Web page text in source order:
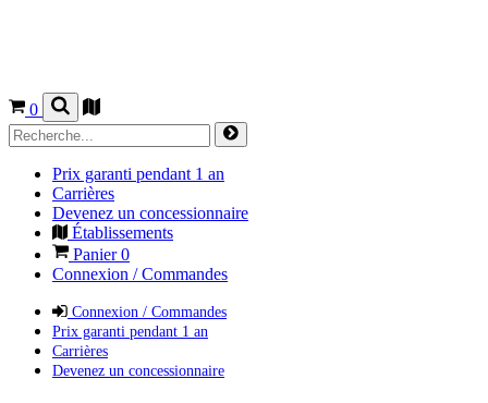
0
Prix garanti pendant 1 an
Carrières
Devenez un concessionnaire
Établissements
Panier0
Connexion / Commandes
Connexion / Commandes
Prix garanti pendant 1 an
Carrières
Devenez un concessionnaire